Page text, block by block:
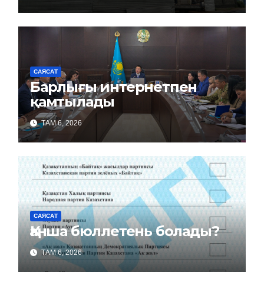
САЯСАТ
Барлығы интернетпен
қамтылады
ТАМ 6, 2026
САЯСАТ
Қанша бюллетень болады?
ТАМ 6, 2026